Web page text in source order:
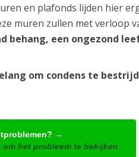
en plafonds lijden hier
muren zullen met verloop
behang, een ongezond
om condens te
→
het probleem te bekijken